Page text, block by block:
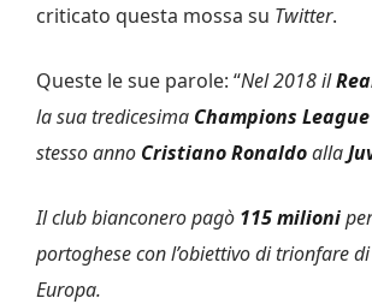
criticato questa mossa su Twitter.
Queste le sue parole: “Nel 2018 il
la sua tredicesima Champions League
stesso anno Cristiano Ronaldoalla
Il club bianconero pagò 115 milioni
portoghese con l’obiettivo di trionfare
Europa.